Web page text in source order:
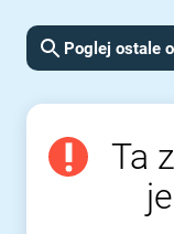
Poglej ostale
Ta